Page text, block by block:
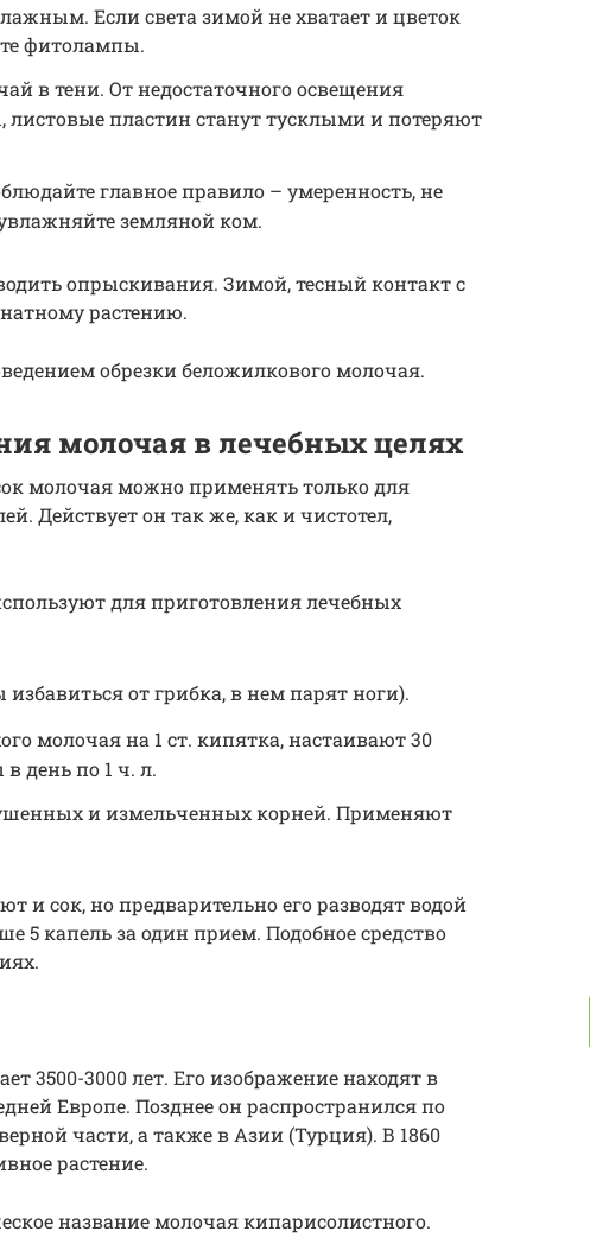
Если света зимой не хватает и цветок
фитолампы.
в тени. От недостаточного освещения
листовые пластин станут тусклыми и потеряют
главное правило – умеренность, не
земляной ком.
опрыскивания. Зимой, тесный контакт с
растению.
обрезки беложилкового молочая.
молочая в лечебных целях
молочая можно применять только для
Действует он так же, как и чистотел,
для приготовления лечебных
от грибка, в нем парят ноги).
молочая на 1 ст. кипятка, настаивают 30
день по 1 ч. л.
и измельченных корней. Применяют
и сок, но предварительно его разводят водой
5 капель за один прием. Подобное средство
3500-3000 лет. Его изображение находят в
Европе. Позднее он распространился по
части, а также в Азии (Турция). В 1860
растение.
название молочая кипарисолистного.